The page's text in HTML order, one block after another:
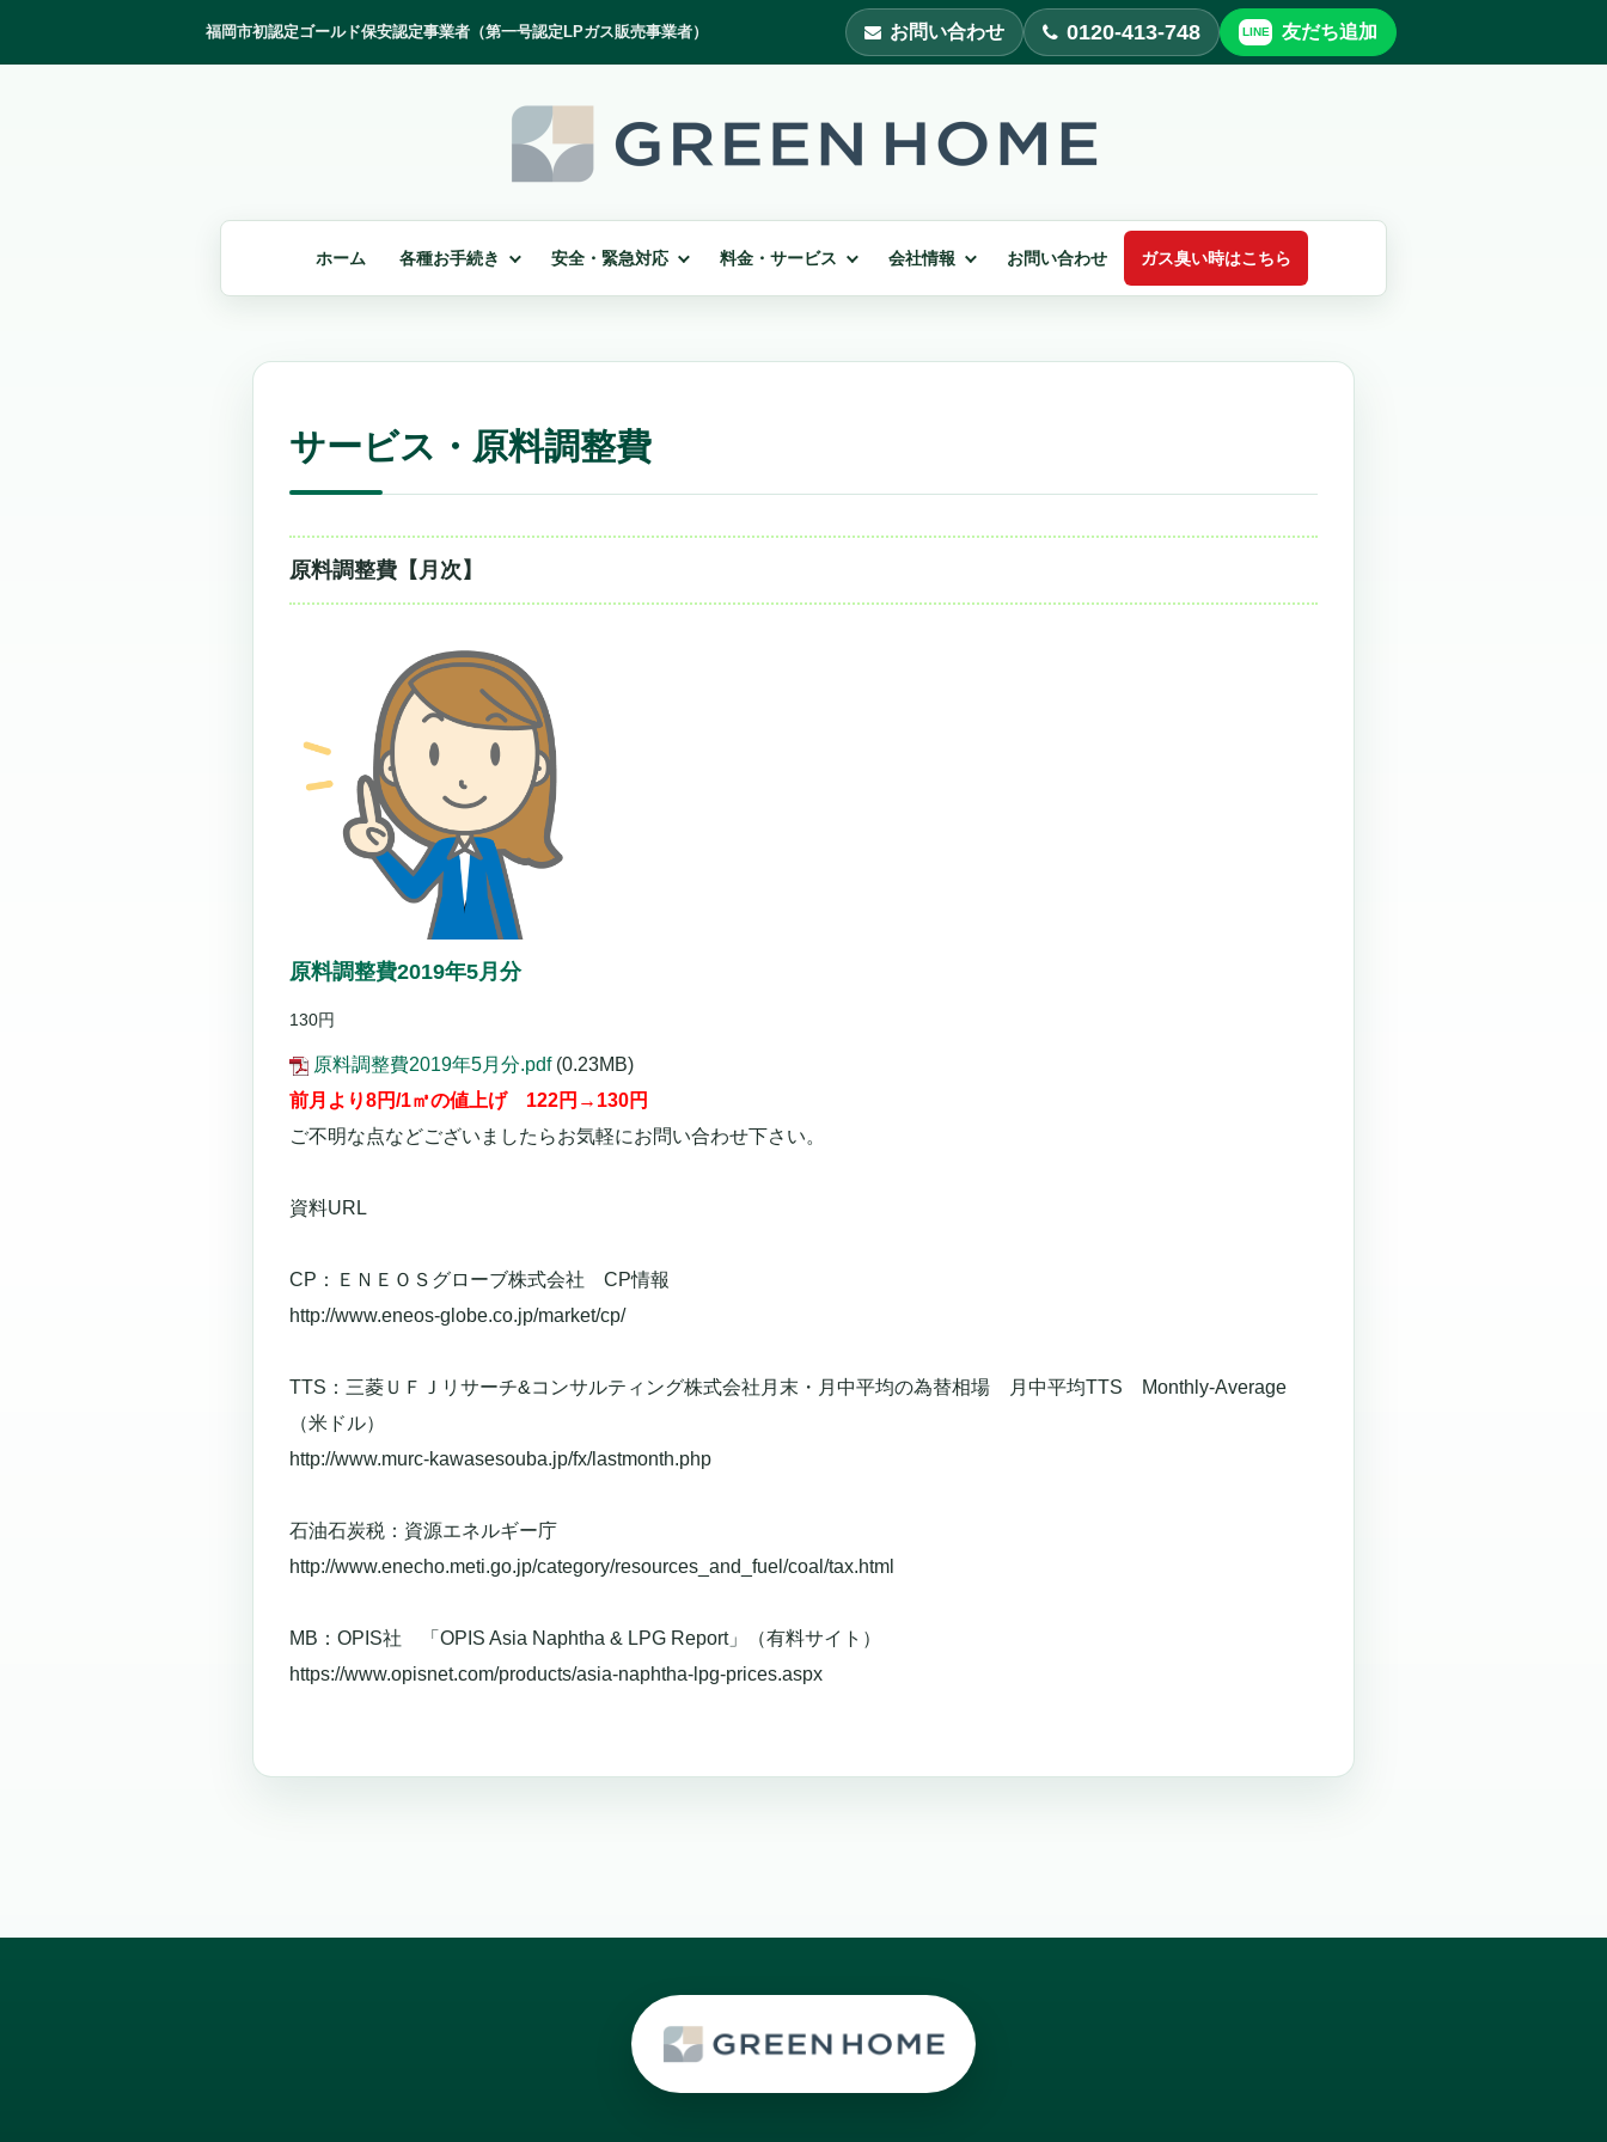
お問い合わせ 0120-413-748 友だち追加
ホーム 各種お手続き 安全・緊急対応 料金・サービス 会社情報 お問い合わせ ガス臭い時はこちら
サービス・原料調整費
原料調整費【月次】
原料調整費2019年5月分
130円
原料調整費2019年5月分.pdf(0.23MB)
前月より8円/1㎥の値上げ 122円→130円
ご不明な点などございましたらお気軽にお問い合わせ下さい。
資料URL
CP：ＥＮＥＯＳグローブ株式会社 CP情報
http://www.eneos-globe.co.jp/market/cp/
TTS：三菱ＵＦＪリサーチ&コンサルティング株式会社月末・月中平均の為替相場 月中平均TTS Monthly-Average
（米ドル）
http://www.murc-kawasesouba.jp/fx/lastmonth.php
石油石炭税：資源エネルギー庁
http://www.enecho.meti.go.jp/category/resources_and_fuel/coal/tax.html
MB：OPIS社 「OPIS Asia Naphtha & LPG Report」（有料サイト）
https://www.opisnet.com/products/asia-naphtha-lpg-prices.aspx